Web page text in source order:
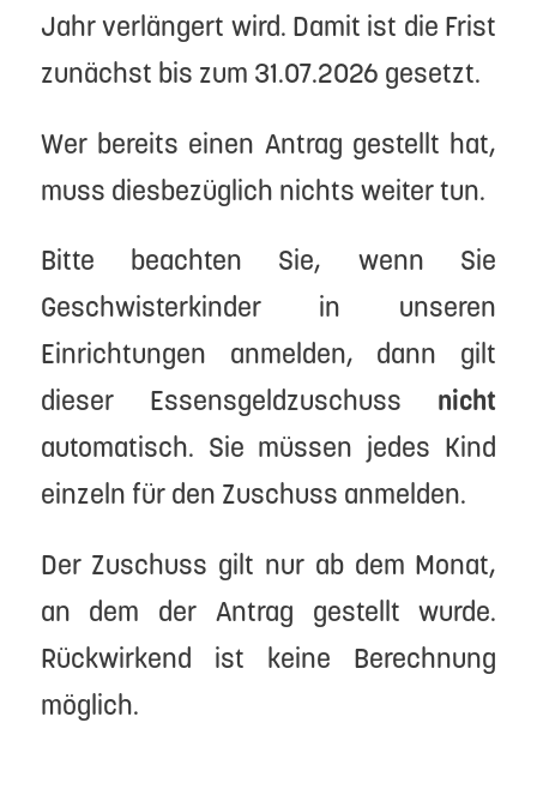
Jahr verlängert wird. Damit ist die Frist
zunächst bis zum 31.07.2026 gesetzt.
Wer bereits einen Antrag gestellt hat,
muss diesbezüglich nichts weiter tun.
Bitte beachten Sie, wenn Sie
Geschwisterkinder in unseren
Einrichtungen anmelden, dann gilt
dieser Essensgeldzuschuss nicht
automatisch. Sie müssen jedes Kind
einzeln für den Zuschuss anmelden.
Der Zuschuss gilt nur ab dem Monat,
an dem der Antrag gestellt wurde.
Rückwirkend ist keine Berechnung
möglich.